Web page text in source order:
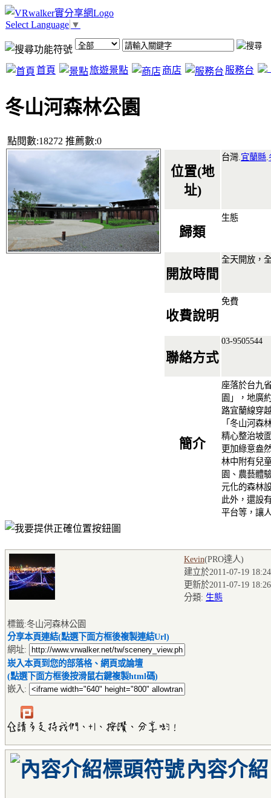
Select Language ▼
首頁 旅遊景點 商店 服務台
冬山河森林公園
點閱數:18272 推薦數:0
位置(地
址)
台灣. 宜蘭縣
歸類
生態
開放時間
全天開放，
收費說明
免費
聯絡方式
03-9505544
簡介
座落於台九
園」，地廣
路宜蘭線穿
「冬山河森
精心整治坡
更加綠意盎
林中附有兒
園、農藝體
元化的森林
此外，還設
平台等，讓
Kevin(PRO達人)
建立於2011-07-19
更新於2011-07-19
分類: 生態
標籤:冬山河森林公園
分享本頁連結(點選下面方框後複製連結Url)
網址:
崁入本頁到您的部落格、網頁或論壇
(點選下面方框後按滑鼠右鍵複製html碼)
嵌入:
內容介紹